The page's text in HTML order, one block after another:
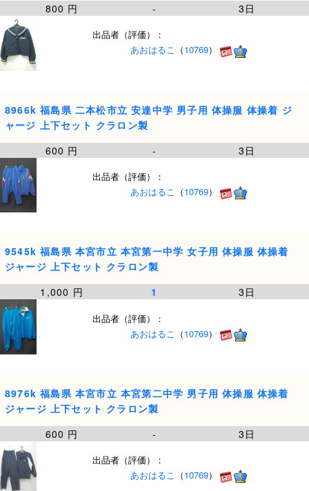
800 円
- 3日
出品者（評価）：
あおはるこ （10769）
8966k 福島県 二本松市立 安達中学 男子用 体操服 体操着 ジ
ャージ 上下セット クラロン製
600 円
- 3日
出品者（評価）：
あおはるこ （10769）
9545k 福島県 本宮市立 本宮第一中学 女子用 体操服 体操着
ジャージ 上下セット クラロン製
1,000 円
1 3日
出品者（評価）：
あおはるこ （10769）
8976k 福島県 本宮市立 本宮第二中学 男子用 体操服 体操着
ジャージ 上下セット クラロン製
600 円
- 3日
出品者（評価）：
あおはるこ （10769）